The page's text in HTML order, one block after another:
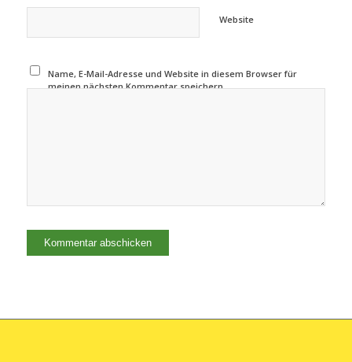
Website
Name, E-Mail-Adresse und Website in diesem Browser für
meinen nächsten Kommentar speichern.